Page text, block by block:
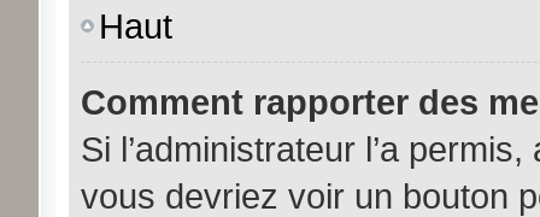
Haut
Comment rapporter des
Si l’administrateur l’a
vous devriez voir un bouton